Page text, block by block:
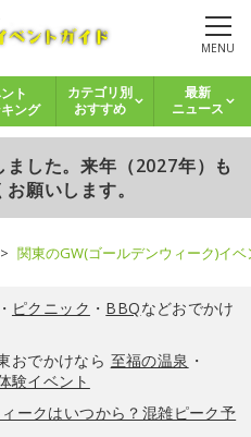
MENU
ト
ング
カテゴリ別
おすすめ
最新
ニュース
した。来年（2027年）も
願いします。
関東のGW(ゴールデンウィーク)イ
・ ピクニック ・ BBQなどおでかけ
おでかけなら 至福の温泉 ・
験イベント
ークはいつから？混雑ピーク予